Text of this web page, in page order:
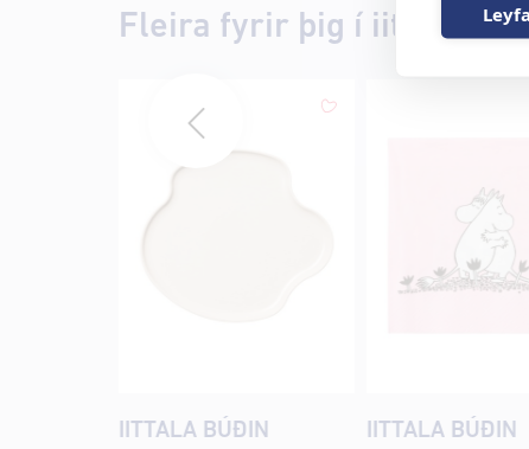
Fleira fyrir þig í iittala
IITTALA BÚÐIN IITTALA BÚÐIN